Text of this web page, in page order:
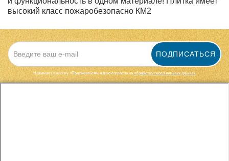
высокий класс пожаробезопасно КМ2
ПОДПИСАТЬСЯ
Нажимая на кнопку «Подписаться», я даю cогласие наобработку персональных данных.